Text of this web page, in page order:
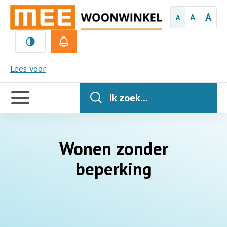
A A A
Lees voor
MEE
Handige
links
Ik zoek...
Wonen zonder
beperking